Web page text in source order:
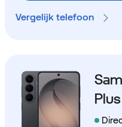
Vergelijk telefoon
Plus